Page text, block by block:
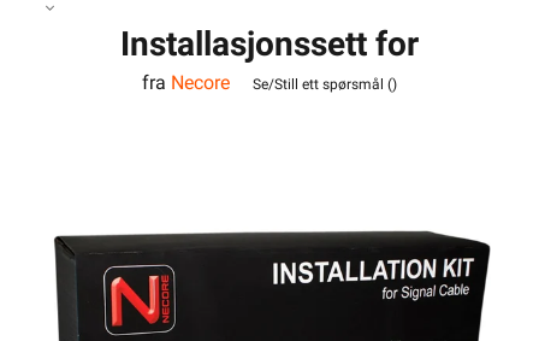
Installasjonssett for
robotgressklippere
fra Necore Se/Still ett spørsmål ()